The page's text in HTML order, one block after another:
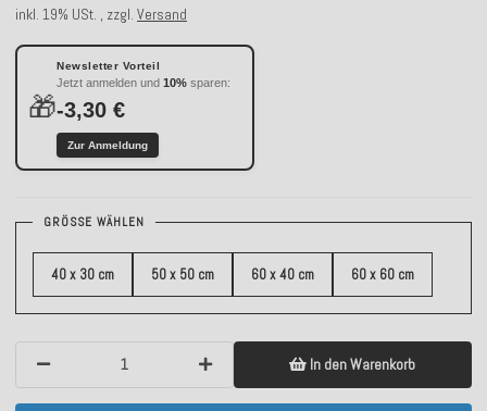
inkl. 19% USt. , zzgl. Versand
🎁
Newsletter Vorteil
Jetzt anmelden und 10% sparen:
-3,30 €
Zur Anmeldung
GRÖSSE WÄHLEN
40 x 30 cm 50 x 50 cm 60 x 40 cm 60 x 60 cm
In den Warenkorb